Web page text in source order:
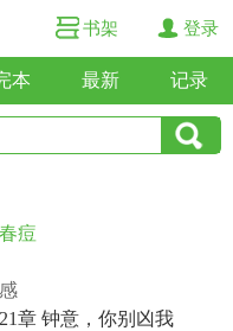
书架 登录
本 最新 记录
痘
章 钟意，你别凶我